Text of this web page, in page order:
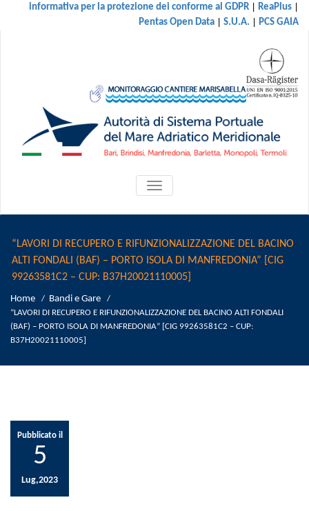
informativa per la protezione dei conforme al GDPR | ReaPlus |
Pentas Open Data | S.U.A. | PCS GAIA
ATTIVA/DISATTIVA
MENU
“LAVORI DI RECUPERO E RIFUNZIONALIZZAZIONE DEL BACINO
ALTI FONDALI (BAF) – PORTO ISOLA DI MANFREDONIA” [CIG
99263581C2 – CUP: B37H20021110005]
Home / Bandi e Gare /
“LAVORI DI RECUPERO E RIFUNZIONALIZZAZIONE DEL BACINO ALTI FONDALI
(BAF) – PORTO ISOLA DI MANFREDONIA” [CIG 99263581C2 – CUP:
B37H20021110005]
Pubblicato il
5
Lug,2023